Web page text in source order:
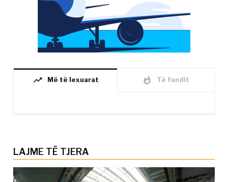
trending_up Më të lexuarat whatshot Të fundit
LAJME TË TJERA